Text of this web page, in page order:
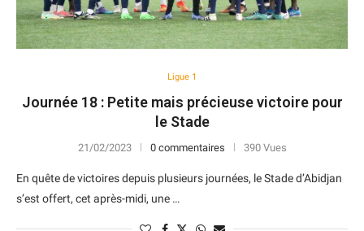
Ligue 1
Journée 18 : Petite mais précieuse victoire pour
le Stade
21/02/2023 0 commentaires 390 Vues
En quête de victoires depuis plusieurs journées, le Stade d’Abidjan
s’est offert, cet après-midi, une …